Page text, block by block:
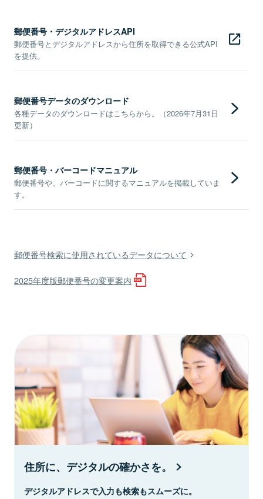
郵便番号・デジタルアドレスAPI
郵便番号とデジタルアドレスから住所を取得できる公式API
を提供。
郵便番号データのダウンロード
各種データのダウンロードはこちらから。（2026年7月31日
更新）
郵便番号・バーコードマニュアル
郵便番号や、バーコードに関するマニュアルを掲載していま
す。
郵便番号検索に使用されているデータについて
2025年度版郵便番号の変更案内
住所に、デジタルの確かさを。
デジタルアドレスで入力も検索もスムーズに。